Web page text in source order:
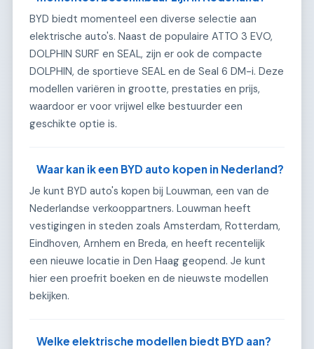
BYD biedt momenteel een diverse selectie aan
elektrische auto's. Naast de populaire ATTO 3 EVO,
DOLPHIN SURF en SEAL, zijn er ook de compacte
DOLPHIN, de sportieve SEAL en de Seal 6 DM-i. Deze
modellen variëren in grootte, prestaties en prijs,
waardoor er voor vrijwel elke bestuurder een
geschikte optie is.
Waar kan ik een BYD auto kopen in Nederland?
Je kunt BYD auto's kopen bij Louwman, een van de
Nederlandse verkooppartners. Louwman heeft
vestigingen in steden zoals Amsterdam, Rotterdam,
Eindhoven, Arnhem en Breda, en heeft recentelijk
een nieuwe locatie in Den Haag geopend. Je kunt
hier een proefrit boeken en de nieuwste modellen
bekijken.
Welke elektrische modellen biedt BYD aan?